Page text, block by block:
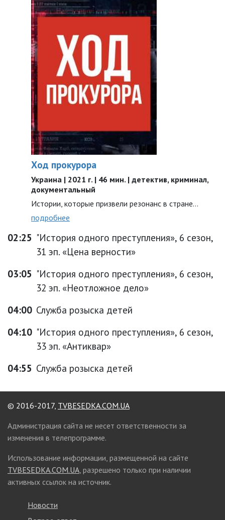
Ход прокурора
Украина | 2021 г. | 46 мин. | детектив, криминал,
документальный
Истории, которые призвели резонанс в стране…
подробнее
02:25 "История одного преступления», 6 сезон,
31 эп. «Цена верности»
03:05 "История одного преступления», 6 сезон,
32 эп. «Неотложное дело»
04:00 Служба розыска детей
04:10 "История одного преступления», 6 сезон,
33 эп. «Антиквар»
04:55 Служба розыска детей
© 2016-2017, TVBESEDKA.COM.UA
Администрация сайта не несет ответственности за
изменения в телепрограмме.
Использование информации, размещенной на сайте
TVBESEDKA.COM.UA, разрешено только при наличии
активных ссылок на источник.
Новости